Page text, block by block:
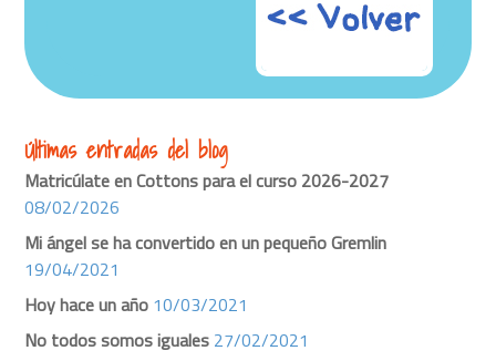
Últimas entradas del blog
Matricúlate en Cottons para el curso 2026-2027
08/02/2026
Mi ángel se ha convertido en un pequeño Gremlin
19/04/2021
Hoy hace un año 10/03/2021
No todos somos iguales 27/02/2021